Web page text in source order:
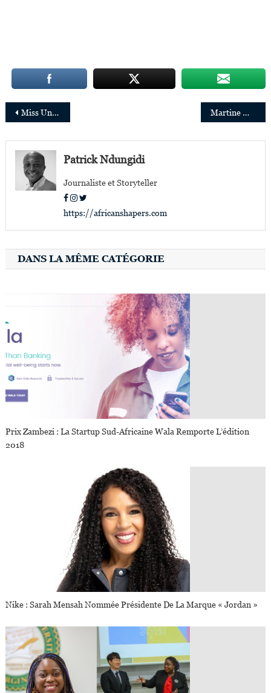
Navigation
de
l’article
Miss Univers 2021: 9 candidates vont représenter l’Afrique Martine Musau Muele va présider le Conseil municipal de Montréal
Patrick Ndungidi
Journaliste et Storyteller
https://africanshapers.com
DANS LA MÊME CATÉGORIE
Prix Zambezi : La Startup Sud-Africaine Wala Remporte L’édition
2018
Nike : Sarah Mensah Nommée Présidente De La Marque « Jordan »